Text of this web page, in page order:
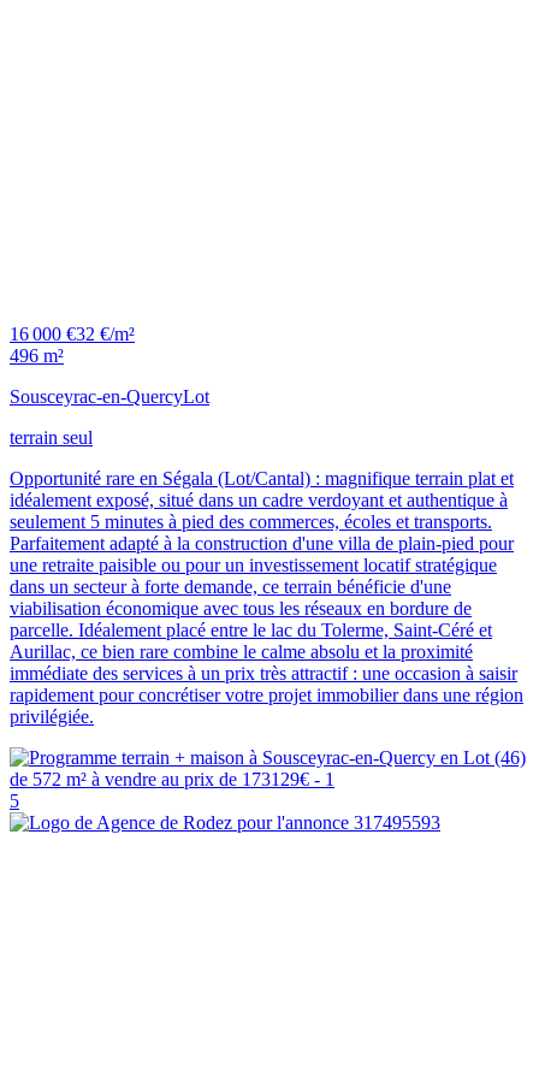
16 000 €32 €/m²
496 m²
Sousceyrac-en-QuercyLot
terrain seul
Opportunité rare en Ségala (Lot/Cantal) : magnifique terrain plat et
idéalement exposé, situé dans un cadre verdoyant et authentique à
seulement 5 minutes à pied des commerces, écoles et transports.
Parfaitement adapté à la construction d'une villa de plain-pied pour
une retraite paisible ou pour un investissement locatif stratégique
dans un secteur à forte demande, ce terrain bénéficie d'une
viabilisation économique avec tous les réseaux en bordure de
parcelle. Idéalement placé entre le lac du Tolerme, Saint-Céré et
Aurillac, ce bien rare combine le calme absolu et la proximité
immédiate des services à un prix très attractif : une occasion à saisir
rapidement pour concrétiser votre projet immobilier dans une région
privilégiée.
5